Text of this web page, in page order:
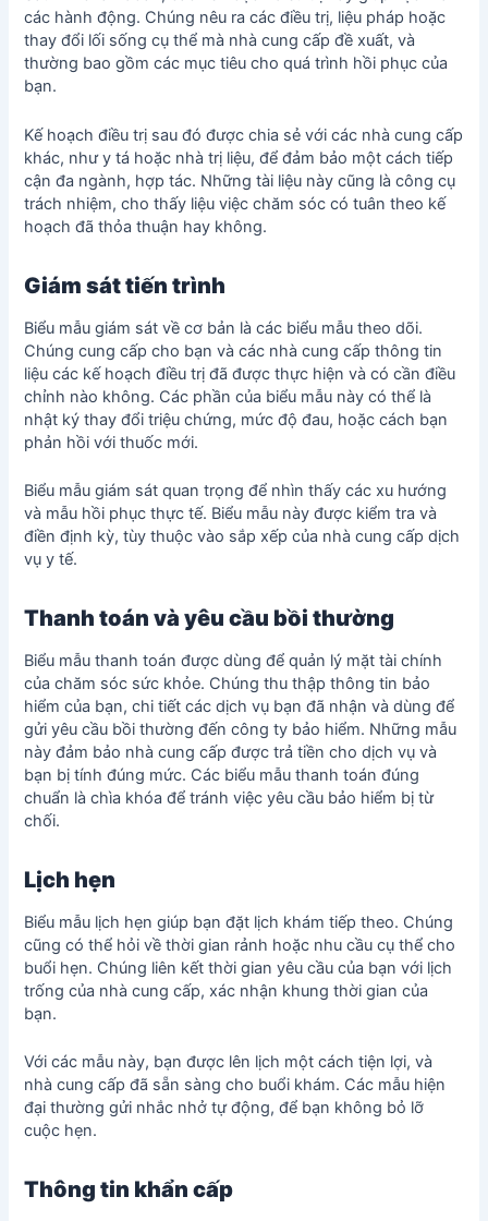
các hành động. Chúng nêu ra các điều trị, liệu pháp hoặc
thay đổi lối sống cụ thể mà nhà cung cấp đề xuất, và
thường bao gồm các mục tiêu cho quá trình hồi phục của
bạn.
Kế hoạch điều trị sau đó được chia sẻ với các nhà cung cấp
khác, như y tá hoặc nhà trị liệu, để đảm bảo một cách tiếp
cận đa ngành, hợp tác. Những tài liệu này cũng là công cụ
trách nhiệm, cho thấy liệu việc chăm sóc có tuân theo kế
hoạch đã thỏa thuận hay không.
Giám sát tiến trình
Biểu mẫu giám sát về cơ bản là các biểu mẫu theo dõi.
Chúng cung cấp cho bạn và các nhà cung cấp thông tin
liệu các kế hoạch điều trị đã được thực hiện và có cần điều
chỉnh nào không. Các phần của biểu mẫu này có thể là
nhật ký thay đổi triệu chứng, mức độ đau, hoặc cách bạn
phản hồi với thuốc mới.
Biểu mẫu giám sát quan trọng để nhìn thấy các xu hướng
và mẫu hồi phục thực tế. Biểu mẫu này được kiểm tra và
điền định kỳ, tùy thuộc vào sắp xếp của nhà cung cấp dịch
vụ y tế.
Thanh toán và yêu cầu bồi thường
Biểu mẫu thanh toán được dùng để quản lý mặt tài chính
của chăm sóc sức khỏe. Chúng thu thập thông tin bảo
hiểm của bạn, chi tiết các dịch vụ bạn đã nhận và dùng để
gửi yêu cầu bồi thường đến công ty bảo hiểm. Những mẫu
này đảm bảo nhà cung cấp được trả tiền cho dịch vụ và
bạn bị tính đúng mức. Các biểu mẫu thanh toán đúng
chuẩn là chìa khóa để tránh việc yêu cầu bảo hiểm bị từ
chối.
Lịch hẹn
Biểu mẫu lịch hẹn giúp bạn đặt lịch khám tiếp theo. Chúng
cũng có thể hỏi về thời gian rảnh hoặc nhu cầu cụ thể cho
buổi hẹn. Chúng liên kết thời gian yêu cầu của bạn với lịch
trống của nhà cung cấp, xác nhận khung thời gian của
bạn.
Với các mẫu này, bạn được lên lịch một cách tiện lợi, và
nhà cung cấp đã sẵn sàng cho buổi khám. Các mẫu hiện
đại thường gửi nhắc nhở tự động, để bạn không bỏ lỡ
cuộc hẹn.
Thông tin khẩn cấp